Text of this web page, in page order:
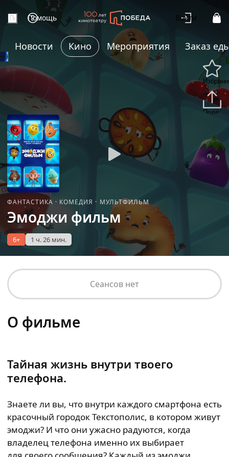
Помощь Войти
Новости Кино Мероприятия Заказ
+9
ФАНТАСТИКА · КОМЕДИЯ · МУЛЬТФИЛЬМ
Эмоджи фильм
6+ 1 ч. 26 мин.
Сеансов нет
О фильме
Тайная жизнь внутри твоего
телефона.
Знаете ли вы, что внутри каждого смартфона есть
красочный городок Текстополис, в котором живут
эмоджи? И что они ужасно радуются, когда
владелец телефона именно их выбирает